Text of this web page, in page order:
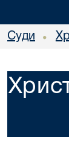
Суди •